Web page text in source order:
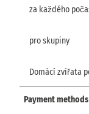
za každého
pro skupiny
Domácí zvířata
Payment methods